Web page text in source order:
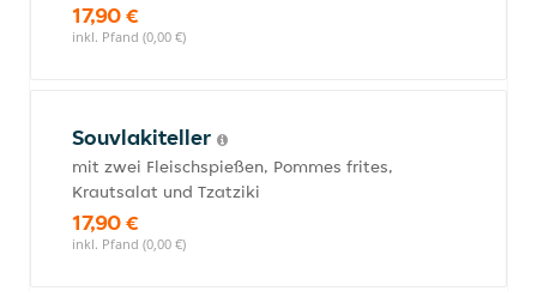
17,90 €
inkl. Pfand (0,00 €)
Souvlakiteller
mit zwei Fleischspießen, Pommes frites,
Krautsalat und Tzatziki
17,90 €
inkl. Pfand (0,00 €)